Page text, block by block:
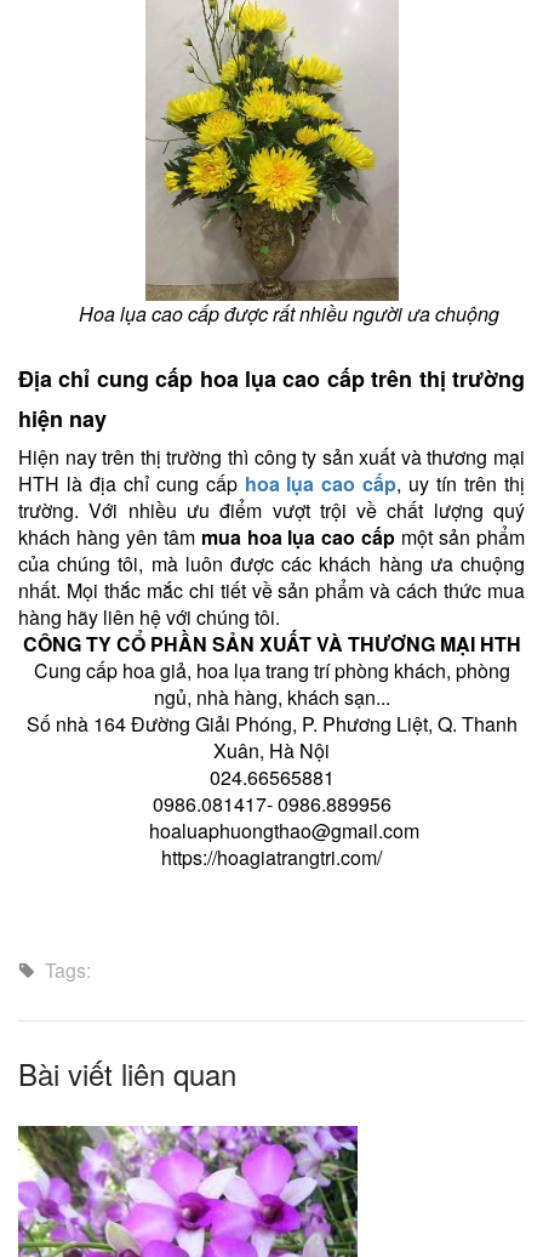
Hoa lụa cao cấp được rất nhiều người ưa chuộng
Địa chỉ cung cấp hoa lụa cao cấp trên thị trường
hiện nay
Hiện nay trên thị trường thì công ty sản xuất và thương mại
HTH là địa chỉ cung cấphoa lụa cao cấp, uy tín trên thị
trường. Với nhiều ưu điểm vượt trội về chất lượng quý
khách hàng yên tâm mua hoa lụa cao cấp một sản phẩm
của chúng tôi, mà luôn được các khách hàng ưa chuộng
nhất. Mọi thắc mắc chi tiết về sản phẩm và cách thức mua
hàng hãy liên hệ với chúng tôi.
CÔNG TY CỔ PHẦN SẢN XUẤT VÀ THƯƠNG MẠI HTH
Cung cấp hoa giả, hoa lụa trang trí phòng khách, phòng
ngủ, nhà hàng, khách sạn...
Số nhà 164 Đường Giải Phóng, P. Phương Liệt, Q. Thanh
Xuân, Hà Nội
024.66565881
0986.081417- 0986.889956
hoaluaphuongthao@gmail.com
https://hoagiatrangtri.com/
Tags:
Bài viết liên quan